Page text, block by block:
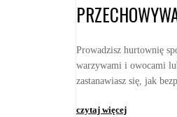
Prowadzisz hurtownię
warzywami i owocami
zastanawiasz się, jak
czytaj więcej